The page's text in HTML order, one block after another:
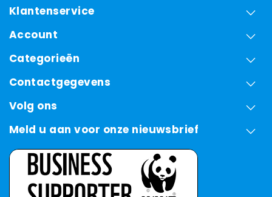
Klantenservice
Account
Categorieën
Contactgegevens
Volg ons
Meld u aan voor onze nieuwsbrief